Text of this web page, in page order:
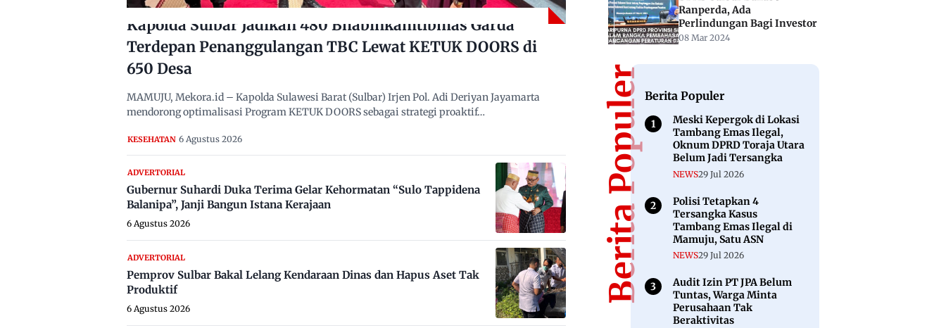
Kapolda Sulbar Jadikan 480 Bhabinkamtibmas Garda
Terdepan Penanggulangan TBC Lewat KETUK DOORS di
650 Desa
MAMUJU, Mekora.id – Kapolda Sulawesi Barat (Sulbar) Irjen Pol. Adi Deriyan Jayamarta
mendorong optimalisasi Program KETUK DOORS sebagai strategi proaktif…
KESEHATAN 6 Agustus 2026
ADVERTORIAL
Gubernur Suhardi Duka Terima Gelar Kehormatan “Sulo Tappidena
Balanipa”, Janji Bangun Istana Kerajaan
6 Agustus 2026
ADVERTORIAL
Pemprov Sulbar Bakal Lelang Kendaraan Dinas dan Hapus Aset Tak
Produktif
6 Agustus 2026
Ranperda, Ada
Perlindungan Bagi Investor
08 Mar 2024
Berita PopulerBerita Populer
Meski Kepergok di Lokasi
Tambang Emas Ilegal,
Oknum DPRD Toraja Utara
Belum Jadi Tersangka
NEWS29 Jul 2026
Polisi Tetapkan 4
Tersangka Kasus
Tambang Emas Ilegal di
Mamuju, Satu ASN
NEWS29 Jul 2026
Audit Izin PT JPA Belum
Tuntas, Warga Minta
Perusahaan Tak
Beraktivitas